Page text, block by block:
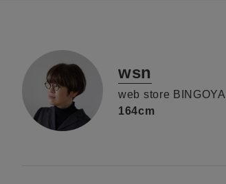
す
wsn
web store BINGOYA
164cm